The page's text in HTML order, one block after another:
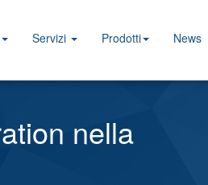
Servizi Prodotti News
nella